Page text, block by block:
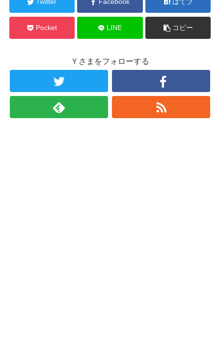
Twitter Facebook はてブ
Pocket LINE コピー
Ｙさまをフォローする